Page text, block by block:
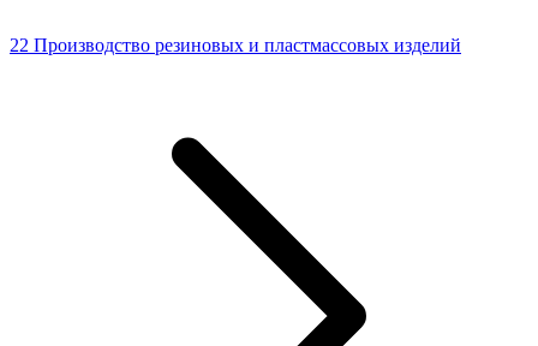
22 Производство резиновых и пластмассовых изделий